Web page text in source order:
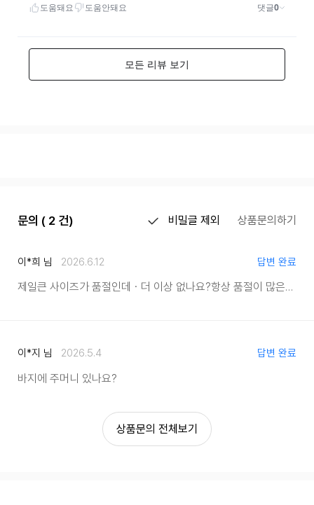
문의 ( 2 건) 비밀글 제외 상품문의하기
이*희 님 2026.6.12 답변 완료
제일큰 사이즈가 품절인데ㆍ 더 이상 없나요?항상 품절이 많은데 ㆍ
이*지 님 2026.5.4 답변 완료
바지에 주머니 있나요?
상품문의 전체보기